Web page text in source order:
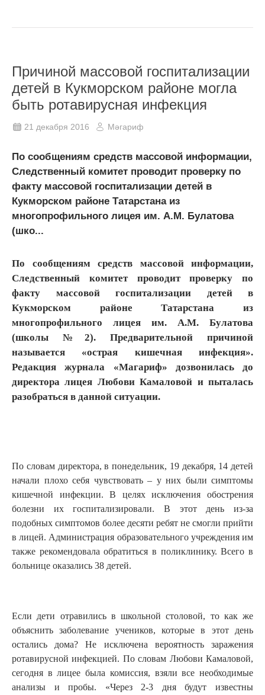
Причиной массовой госпитализации
детей в Кукморском районе могла
быть ротавирусная инфекция
21 декабря 2016 Мәгариф
По сообщениям средств массовой информации,
Следственный комитет проводит проверку по
факту массовой госпитализации детей в
Кукморском районе Татарстана из
многопрофильного лицея им. А.М. Булатова
(шко...
По сообщениям средств массовой информации,
Следственный комитет проводит проверку по
факту массовой госпитализации детей в
Кукморском районе Татарстана из
многопрофильного лицея им. А.М. Булатова
(школы №2). Предварительной причиной
называется «острая кишечная инфекция».
Редакция журнала «Магариф» дозвонилась до
директора лицея Любови Камаловой и пыталась
разобраться в данной ситуации.
По словам директора, в понедельник, 19 декабря, 14 детей
начали плохо себя чувствовать – у них были симптомы
кишечной инфекции. В целях исключения обострения
болезни их госпитализировали. В этот день из-за
подобных симптомов более десяти ребят не смогли прийти
в лицей. Администрация образовательного учреждения им
также рекомендовала обратиться в поликлинику. Всего в
больнице оказались 38 детей.
Если дети отравились в школьной столовой, то как же
объяснить заболевание учеников, которые в этот день
остались дома? Не исключена вероятность заражения
ротавирусной инфекцией. По словам Любови Камаловой,
сегодня в лицее была комиссия, взяли все необходимые
анализы и пробы. «Через 2-3 дня будут известны